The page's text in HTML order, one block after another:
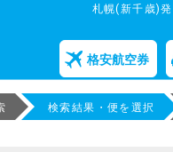
札幌(新千歳)
格安航空券
検索結果・便を選択